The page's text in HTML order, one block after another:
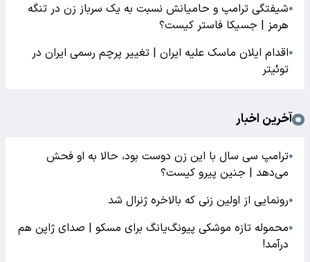
●شیفتگی ترامپ و حامیانش نسبت به یک سرباز زن در تنگه
هرمز | جسیکا فاستر کیست؟
●اقدام ایلان ماسک علیه ایران | تغییر پرچم رسمی ایران در
توئیتر
آخرین اخبار
●ترامپ سی سال با این زن دوست بود، حالا به او فحش
می‌دهد | جنین پیرو کیست؟
●رونمایی از اولین زنی که بالاخره ژنرال شد
●محموله تازه موشکی پیونگ‌یانگ برای مسکو | صدای ژاپن هم
درآمد!